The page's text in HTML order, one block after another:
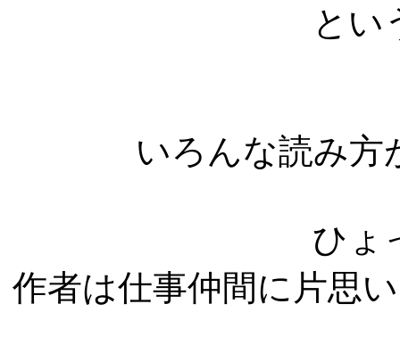
とい
いろんな読み方
ひょ
作者は仕事仲間に片思